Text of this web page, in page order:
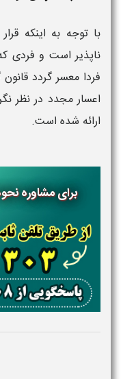
با توجه به اینکه
ناپذیر است و فردی
فردا معسر گردد
اعسار مجدد در نظر
ارائه شده است.
برای مشاوره